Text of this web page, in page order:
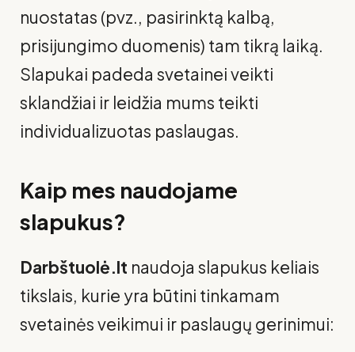
nuostatas (pvz., pasirinktą kalbą,
prisijungimo duomenis) tam tikrą laiką.
Slapukai padeda svetainei veikti
sklandžiai ir leidžia mums teikti
individualizuotas paslaugas.
Kaip mes naudojame
slapukus?
Darbštuolė.lt naudoja slapukus keliais
tikslais, kurie yra būtini tinkamam
svetainės veikimui ir paslaugų gerinimui: